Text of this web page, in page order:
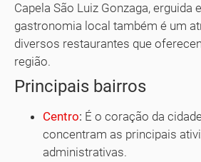
Capela São Luiz Gonzaga, erguida
gastronomia local também é um
diversos restaurantes que
região.
Principais bairros
Centro: É o coração da
concentram as principais
administrativas.